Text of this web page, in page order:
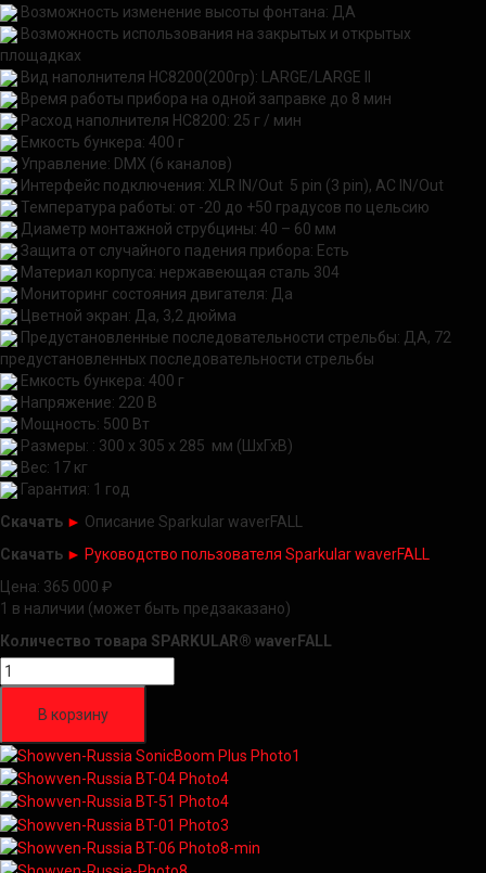
Возможность изменение высоты фонтана: ДА
Возможность использования на закрытых и открытых
площадках
Вид наполнителя HC8200(200гр): LARGE/LARGE II
Время работы прибора на одной заправке до 8 мин
Расход наполнителя HC8200: 25 г / мин
Емкость бункера: 400 г
Управление: DMX (6 каналов)
Интерфейс подключения: XLR IN/Out 5 pin (3 pin), AC IN/Out
Температура работы: от -20 до +50 градусов по цельсию
Диаметр монтажной струбцины: 40 – 60 мм
Защита от случайного падения прибора: Есть
Материал корпуса: нержавеющая сталь 304
Мониторинг состояния двигателя: Да
Цветной экран: Да, 3,2 дюйма
Предустановленные последовательности стрельбы: ДА, 72
предустановленных последовательности стрельбы
Емкость бункера: 400 г
Напряжение: 220 В
Мощность: 500 Вт
Размеры: : 300 x 305 x 285 мм (ШхГхВ)
Вес: 17 кг
Гарантия: 1 год
Скачать ► Описание Sparkular waverFALL
Скачать ► Руководство пользователя Sparkular waverFALL
Цена: 365 000 ₽
1 в наличии (может быть предзаказано)
Количество товара SPARKULAR® waverFALL
В корзину